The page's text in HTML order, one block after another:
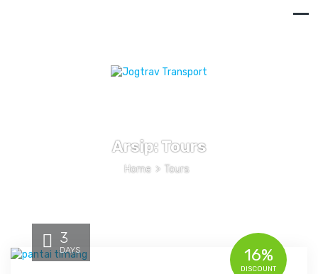
Arsip:Tours
Home > Tours
3
DAYS 16%
DISCOUNT